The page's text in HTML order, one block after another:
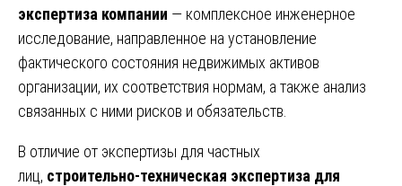
экспертиза компании — комплексное инженерное
исследование, направленное на установление
фактического состояния недвижимых активов
организации, их соответствия нормам, а также анализ
связанных с ними рисков и обязательств.
В отличие от экспертизы для частных
лиц, строительно-техническая экспертиза для